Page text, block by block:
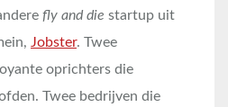
fly and die startup uit
Jobster. Twee
oprichters die
Twee bedrijven die